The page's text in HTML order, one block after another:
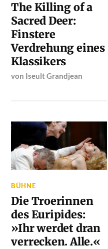
The Killing of a
Sacred Deer:
Finstere
Verdrehung eines
Klassikers
von Iseult Grandjean
BÜHNE
Die Troerinnen
des Euripides:
»Ihr werdet dran
verrecken. Alle.«